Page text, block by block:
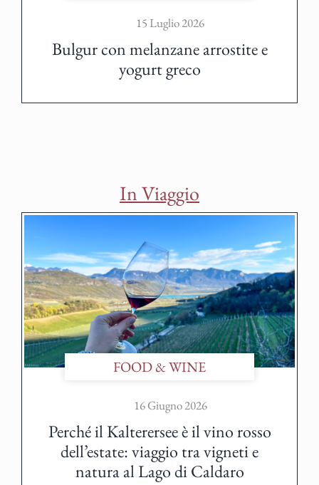
15 Luglio 2026
Bulgur con melanzane arrostite e
yogurt greco
In Viaggio
FOOD & WINE
16 Giugno 2026
Perché il Kalterersee è il vino rosso
dell’estate: viaggio tra vigneti e
natura al Lago di Caldaro